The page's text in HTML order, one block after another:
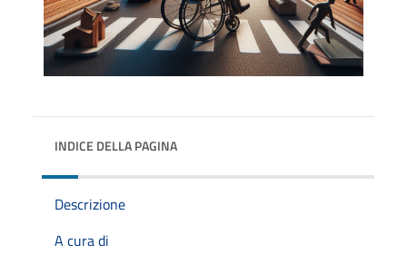
INDICE DELLA PAGINA
Descrizione
A cura di